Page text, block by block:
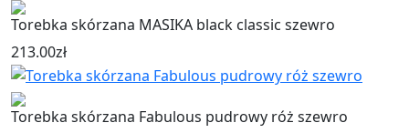
Torebka skórzana MASIKA black classic szewro
213.00zł
Torebka skórzana Fabulous pudrowy róż szewro